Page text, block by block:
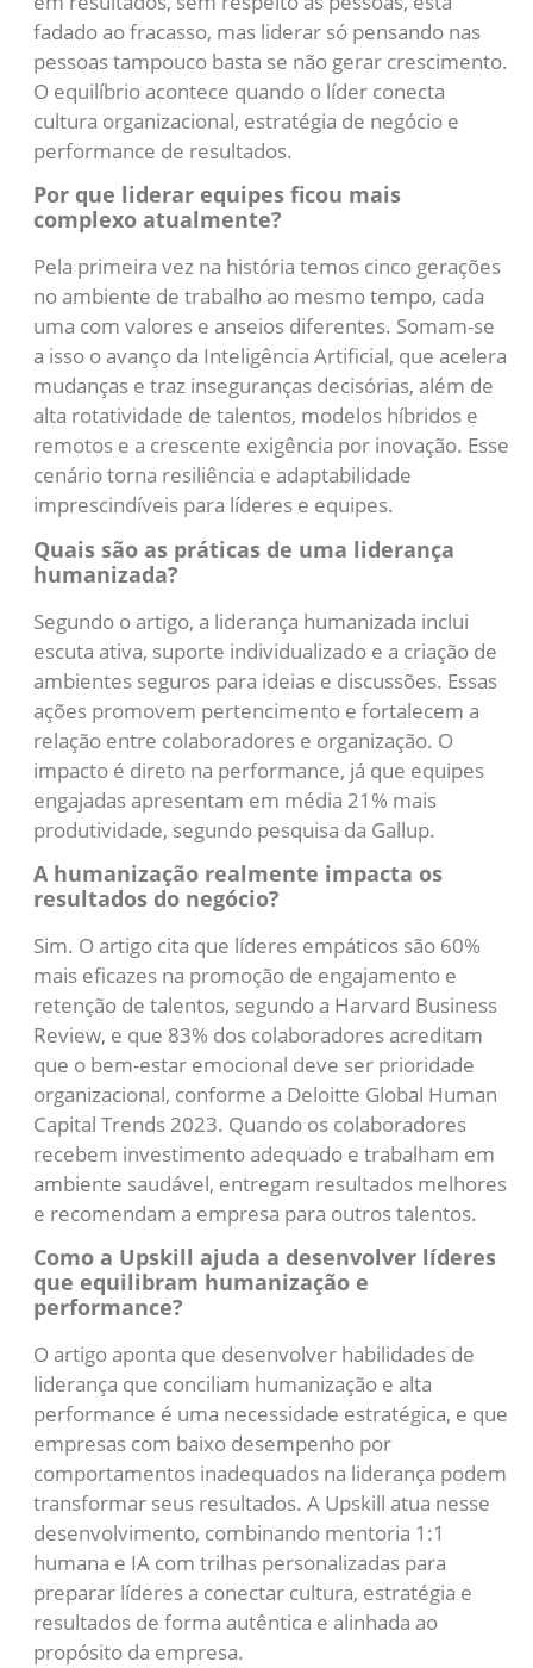
fadado ao fracasso, mas liderar só pensando nas
pessoas tampouco basta se não gerar crescimento.
O equilíbrio acontece quando o líder conecta
cultura organizacional, estratégia de negócio e
performance de resultados.
Por que liderar equipes ficou mais
complexo atualmente?
Pela primeira vez na história temos cinco gerações
no ambiente de trabalho ao mesmo tempo, cada
uma com valores e anseios diferentes. Somam-se
a isso o avanço da Inteligência Artificial, que acelera
mudanças e traz inseguranças decisórias, além de
alta rotatividade de talentos, modelos híbridos e
remotos e a crescente exigência por inovação. Esse
cenário torna resiliência e adaptabilidade
imprescindíveis para líderes e equipes.
Quais são as práticas de uma liderança
humanizada?
Segundo o artigo, a liderança humanizada inclui
escuta ativa, suporte individualizado e a criação de
ambientes seguros para ideias e discussões. Essas
ações promovem pertencimento e fortalecem a
relação entre colaboradores e organização. O
impacto é direto na performance, já que equipes
engajadas apresentam em média 21% mais
produtividade, segundo pesquisa da Gallup.
A humanização realmente impacta os
resultados do negócio?
Sim. O artigo cita que líderes empáticos são 60%
mais eficazes na promoção de engajamento e
retenção de talentos, segundo a Harvard Business
Review, e que 83% dos colaboradores acreditam
que o bem-estar emocional deve ser prioridade
organizacional, conforme a Deloitte Global Human
Capital Trends 2023. Quando os colaboradores
recebem investimento adequado e trabalham em
ambiente saudável, entregam resultados melhores
e recomendam a empresa para outros talentos.
Como a Upskill ajuda a desenvolver líderes
que equilibram humanização e
performance?
O artigo aponta que desenvolver habilidades de
liderança que conciliam humanização e alta
performance é uma necessidade estratégica, e que
empresas com baixo desempenho por
comportamentos inadequados na liderança podem
transformar seus resultados. A Upskill atua nesse
desenvolvimento, combinando mentoria 1:1
humana e IA com trilhas personalizadas para
preparar líderes a conectar cultura, estratégia e
resultados de forma autêntica e alinhada ao
propósito da empresa.